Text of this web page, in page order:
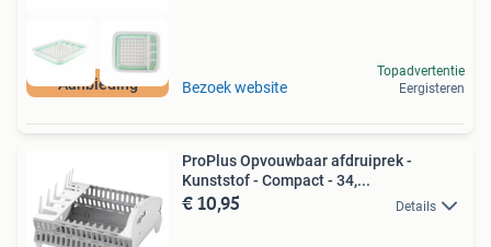
Aanbieding Bezoek website
Topadvertentie
Eergisteren
ProPlus Opvouwbaar afdruiprek -
Kunststof - Compact - 34,...
€ 10,95 Details